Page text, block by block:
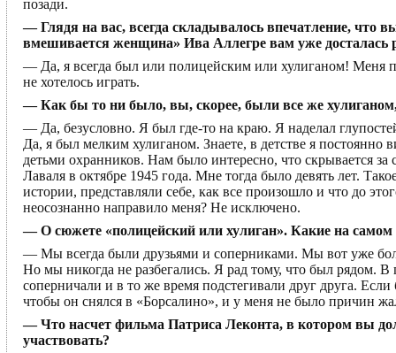
позади.
— Глядя на вас, всегда складывалось впечатление,
вмешивается женщина» Ива Аллегре вам уже
— Да, я всегда был или полицейским или хулиганом! Меня
не хотелось играть.
— Как бы то ни было, вы, скорее, были все же
— Да, безусловно. Я был где-то на краю. Я наделал
Да, я был мелким хулиганом. Знаете, в детстве я
детьми охранников. Нам было интересно, что скрывается
Лаваля в октябре 1945 года. Мне тогда было девять лет.
истории, представляли себе, как все произошло и что до
неосознанно направило меня? Не исключено.
— О сюжете «полицейский или хулиган». Какие на
— Мы всегда были друзьями и соперниками. Мы вот уже
Но мы никогда не разбегались. Я рад тому, что был рядом.
соперничали и в то же время подстегивали друг друга.
чтобы он снялся в «Борсалино», и у меня не было причин
— Что насчет фильма Патриса Леконта, в котором вы
участвовать?